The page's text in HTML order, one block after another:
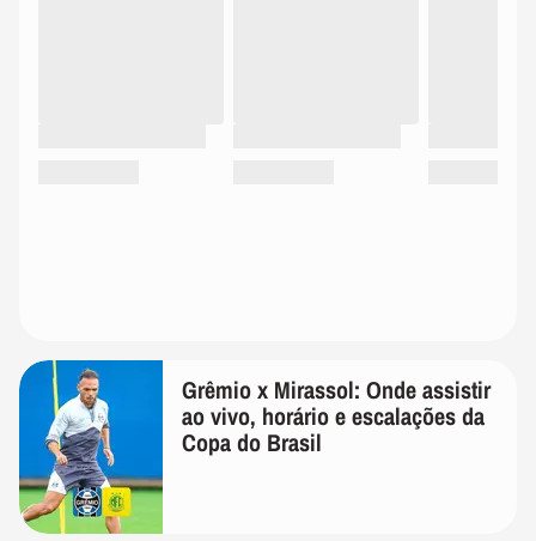
Grêmio x Mirassol: Onde assistir
ao vivo, horário e escalações da
Copa do Brasil